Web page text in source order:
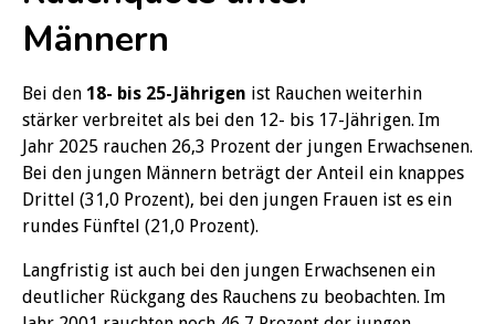
Männern
Bei den 18- bis 25-Jährigen ist Rauchen weiterhin
stärker verbreitet als bei den 12- bis 17-Jährigen. Im
Jahr 2025 rauchen 26,3 Prozent der jungen Erwachsenen.
Bei den jungen Männern beträgt der Anteil ein knappes
Drittel (31,0 Prozent), bei den jungen Frauen ist es ein
rundes Fünftel (21,0 Prozent).
Langfristig ist auch bei den jungen Erwachsenen ein
deutlicher Rückgang des Rauchens zu beobachten. Im